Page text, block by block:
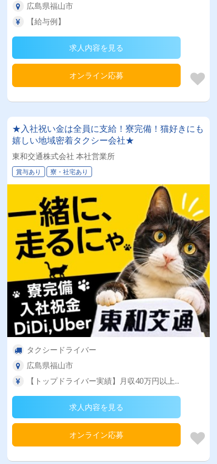
広島県福山市
【給与例】
求人内容を見る
オンライン応募
★入社祝い金は全員に支給！寮完備！猫好きにも
嬉しい地域密着タクシー会社★
東和交通株式会社 本社営業所
賞与あり 寮・社宅あり
タクシードライバー
広島県福山市
【トップドライバー実績】月収40万円以上...
求人内容を見る
オンライン応募